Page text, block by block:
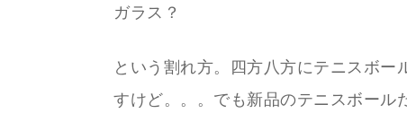
ガラス？
という割れ方。四方八方にテニスボ
すけど。。。でも新品のテニスボール